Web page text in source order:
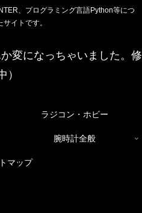
、プログラミング言語Python等につ
サイトです。
変になっちゃいました。修
）
ラジコン・ホビー
腕時計全般
マップ